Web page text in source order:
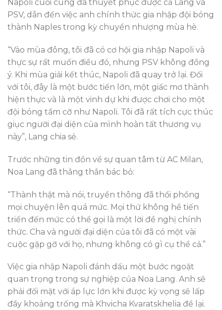
Napoli cuối cùng đã thuyết phục được cả Lang và
PSV, dẫn đến việc anh chính thức gia nhập đội bóng
thành Naples trong kỳ chuyển nhượng mùa hè.
“Vào mùa đông, tôi đã có cơ hội gia nhập Napoli và
thực sự rất muốn điều đó, nhưng PSV không đồng
ý. Khi mùa giải kết thúc, Napoli đã quay trở lại. Đối
với tôi, đây là một bước tiến lớn, một giấc mơ thành
hiện thực và là một vinh dự khi được chơi cho một
đội bóng tầm cỡ như Napoli. Tôi đã rất tích cực thúc
giục người đại diện của mình hoàn tất thương vụ
này”, Lang chia sẻ.
Trước những tin đồn về sự quan tâm từ AC Milan,
Noa Lang đã thẳng thắn bác bỏ:
“Thành thật mà nói, truyền thông đã thổi phồng
mọi chuyện lên quá mức. Mọi thứ không hề tiến
triển đến mức có thể gọi là một lời đề nghị chính
thức. Cha và người đại diện của tôi đã có một vài
cuộc gặp gỡ với họ, nhưng không có gì cụ thể cả.”
Việc gia nhập Napoli đánh dấu một bước ngoặt
quan trọng trong sự nghiệp của Noa Lang. Anh sẽ
phải đối mặt với áp lực lớn khi được kỳ vọng sẽ lấp
đầy khoảng trống mà Khvicha Kvaratskhelia để lại.